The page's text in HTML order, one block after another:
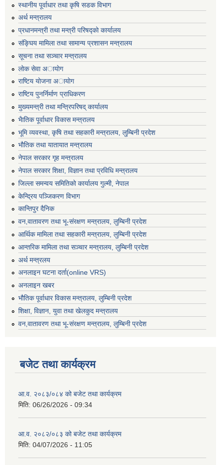
स्थानीय पूर्वाधार तथा कृषि सडक विभाग
अर्थ मन्त्रालय
प्रधानमन्त्री तथा मन्त्री परिषद्काे कार्यालय
संङ्घिय मामिला तथा सामान्य प्रशासन मन्त्रालय
सूचना तथा सञ्चार मन्त्रालय
लाेक सेवा अायाेग
राष्टिय याेजना अायाेग
राष्टिय पुनर्निर्माण प्राधिकरण
मुख्यमन्त्री तथा मन्त्रिपरिषद् कार्यालय
भैातिक पूर्वाधार विकास मन्त्रालय
भूमि व्यवस्था, कृषि तथा सहकारी मन्त्रालय, लु्म्बिनी प्रदेश
भाैतिक तथा यातायात मन्त्रालय
नेपाल सरकार गृह मन्त्रालय
नेपाल सरकार शिक्षा, विज्ञान तथा प्रविधि मन्त्रालय
जिल्ला समन्वय समितिको कार्यालय गुल्मी, नेपाल
केन्द्रिय पञ्जिकरण विभाग
कान्तिपुर दैनिक
वन,वातावरण तथा भू-संरक्षण मन्त्रालय, लुम्बिनी प्रदेश
आर्थिक मामिला तथा सहकारी मन्त्रालय, लुम्बिनी प्रदेश
आन्तरिक मामिला तथा सञ्चार मन्त्रालय, लुम्बिनी प्रदेश
अर्थ मन्त्रलय
अनलाइन घटना दर्ता(online VRS)
अनलाइन खबर
भौतिक पूर्वाधार विकास मन्त्रालय, लुम्बिनी प्रदेश
शिक्षा, विज्ञान, युवा तथा खेलकुद मन्‍‍त्रालय
वन,वातावरण तथा भू-संरक्षण मन्त्रालय, लुम्बिनी प्रदेश
बजेट तथा कार्यक्रम
आ.व. २०८३/०८४ को बजेट तथा कार्यक्रम
मिति: 06/26/2026 - 09:34
आ.व. २०८२/०८३ को बजेट तथा कार्यक्रम
मिति: 04/07/2026 - 11:05